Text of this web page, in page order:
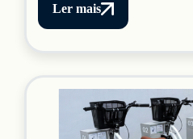
Ler mais